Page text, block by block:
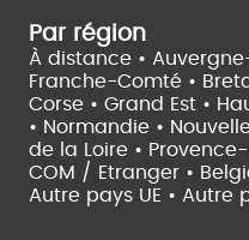
Par région
À distance •
Franche-Comté •
Corse • Grand Est •
• Normandie •
de la Loire •
COM / Etranger •
Autre pays UE • Autre